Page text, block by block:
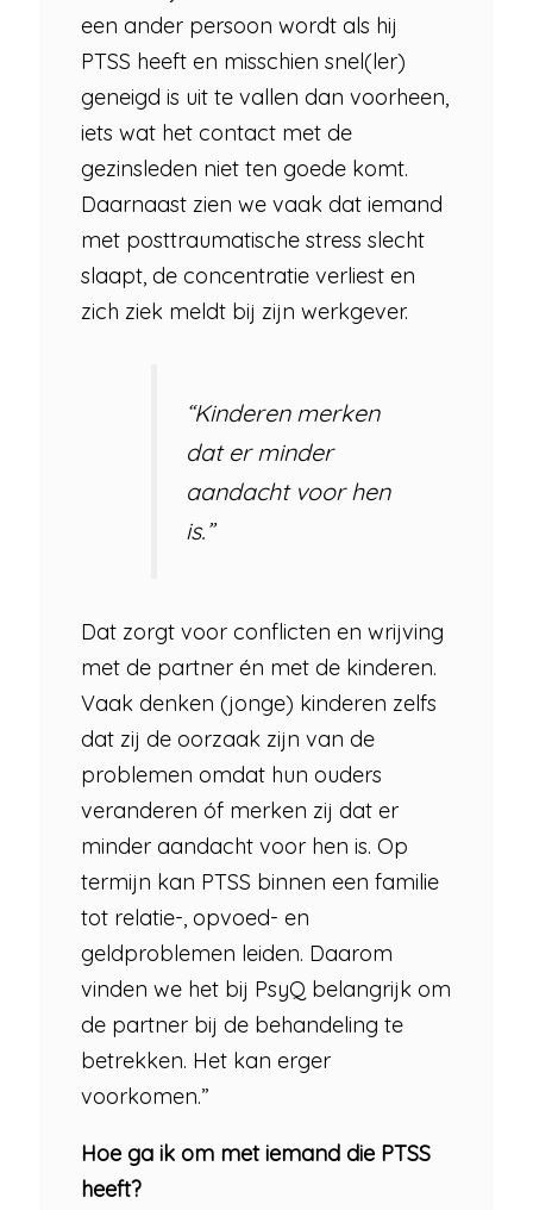
een ander persoon wordt als hij
PTSS heeft en misschien snel(ler)
geneigd is uit te vallen dan voorheen,
iets wat het contact met de
gezinsleden niet ten goede komt.
Daarnaast zien we vaak dat iemand
met posttraumatische stress slecht
slaapt, de concentratie verliest en
zich ziek meldt bij zijn werkgever.
“Kinderen merken
dat er minder
aandacht voor hen
is.”
Dat zorgt voor conflicten en wrijving
met de partner én met de kinderen.
Vaak denken (jonge) kinderen zelfs
dat zij de oorzaak zijn van de
problemen omdat hun ouders
veranderen óf merken zij dat er
minder aandacht voor hen is. Op
termijn kan PTSS binnen een familie
tot relatie-, opvoed- en
geldproblemen leiden. Daarom
vinden we het bij PsyQ belangrijk om
de partner bij de behandeling te
betrekken. Het kan erger
voorkomen.”
Hoe ga ik om met iemand die PTSS
heeft?